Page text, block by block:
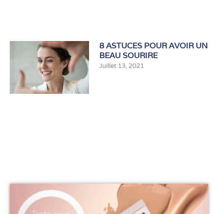
8 ASTUCES POUR AVOIR UN
BEAU SOURIRE
Juillet 13, 2021